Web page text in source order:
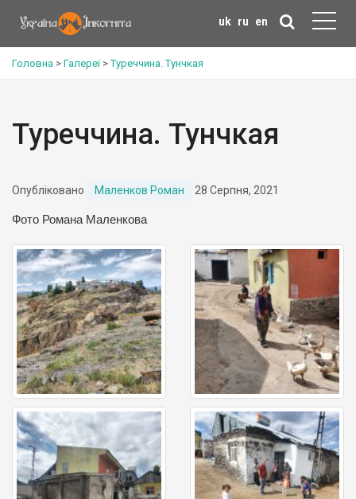
uk ru en
Головна > Галереї>Туреччина. Тунчкая
Туреччина. Тунчкая
Опубліковано Маленков Роман 28 Серпня, 2021
Фото Романа Маленкова